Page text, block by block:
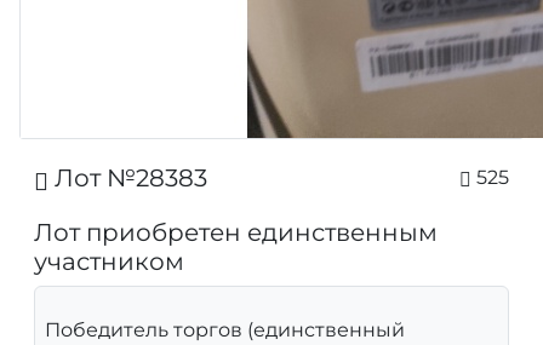
Лот №28383 525
Лот приобретен единственным
участником
Победитель торгов (единственный